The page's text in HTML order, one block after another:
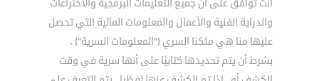
أنت توافق على أن جميع التعليمات البرمجية والاختراعات
والدراية الفنية والأعمال والمعلومات المالية التي تحصل
عليها منا هي ملكنا السري ("المعلومات السرية") ،
بشرط أن يتم تحديدها كتابيًا على أنها سرية في وقت